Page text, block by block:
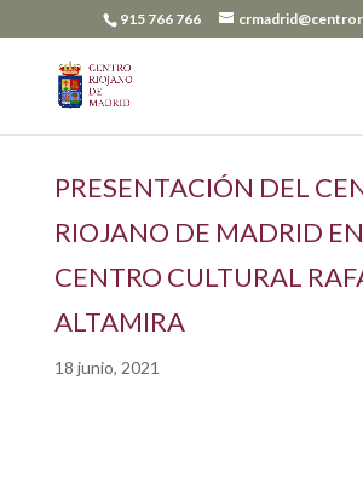
915 766 766
PRESENTACIÓN DEL
RIOJANO DE MADRID
CENTRO CULTURAL
ALTAMIRA
18 junio, 2021